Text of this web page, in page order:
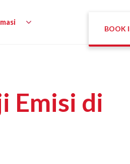
Emisi di
BOOK